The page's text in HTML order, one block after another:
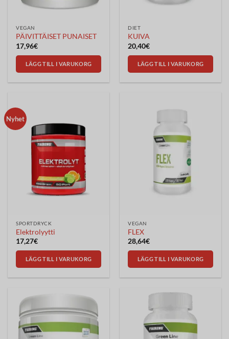
VEGAN
PÄIVITTÄISET PUNAISET
17,96€
LÄGG TILL I VARUKORG
DIET
KUIVA
20,40€
LÄGG TILL I VARUKORG
Nyhet
SPORTDRYCK
Elektrolyytti
17,27€
LÄGG TILL I VARUKORG
VEGAN
FLEX
28,64€
LÄGG TILL I VARUKORG